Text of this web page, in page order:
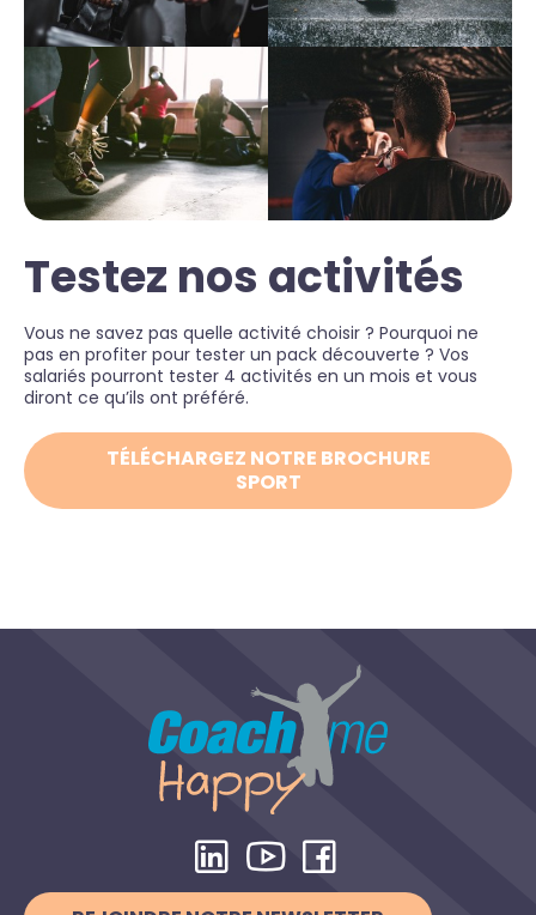
Testez nos activités
Vous ne savez pas quelle activité choisir ? Pourquoi ne
pas en profiter pour tester un pack découverte ? Vos
salariés pourront tester 4 activités en un mois et vous
diront ce qu’ils ont préféré.
TÉLÉCHARGEZ NOTRE BROCHURE
SPORT